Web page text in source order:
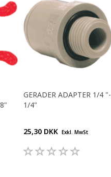
GERADER ADAPTER 1/4 "-
1/4"
25,30 DKK Exkl. MwSt